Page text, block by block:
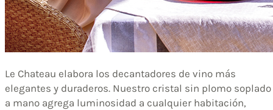
Le Chateau elabora los decantadores de vino más
elegantes y duraderos. Nuestro cristal sin plomo soplado
a mano agrega luminosidad a cualquier habitación,